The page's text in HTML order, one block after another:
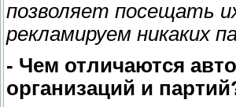
позволяет посещать
рекламируем никаких
- Чем отличаются
организаций и